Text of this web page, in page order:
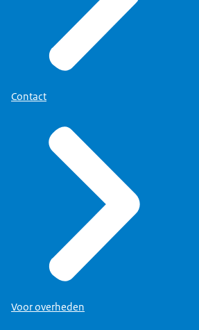
Contact
Voor overheden